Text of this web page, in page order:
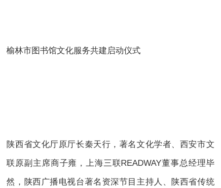
榆林市图书馆文化服务共建启动仪式
陕西省文化厅原厅长秦天行，著名文化学者、西安市文
联原副主席商子雍，上海三联READWAY董事总经理毕
然，陕西广播电视台著名资深节目主持人、陕西省传统